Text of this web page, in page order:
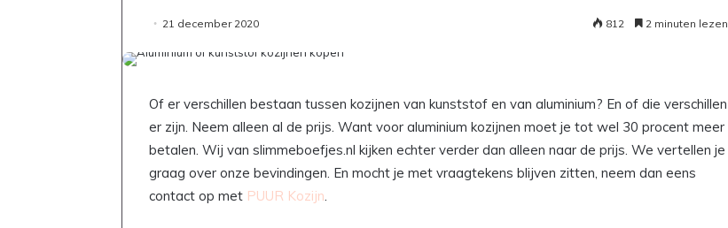
21 december 2020 812 2 minuten lezen
Of er verschillen bestaan tussen kozijnen van kunststof en van aluminium? En of die verschillen
er zijn. Neem alleen al de prijs. Want voor aluminium kozijnen moet je tot wel 30 procent meer
betalen. Wij van slimmeboefjes.nl kijken echter verder dan alleen naar de prijs. We vertellen je
graag over onze bevindingen. En mocht je met vraagtekens blijven zitten, neem dan eens
contact op met PUUR Kozijn.